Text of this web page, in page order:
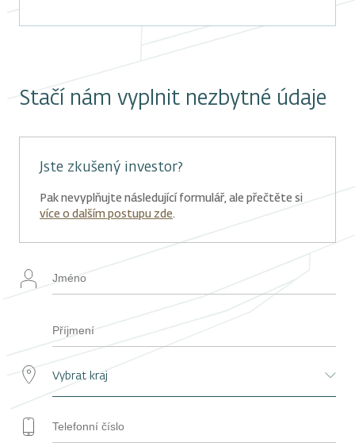
Stačí nám vyplnit nezbytné údaje
Jste zkušený investor?
Pak nevyplňujte následující formulář, ale přečtěte si
více o dalším postupu zde.